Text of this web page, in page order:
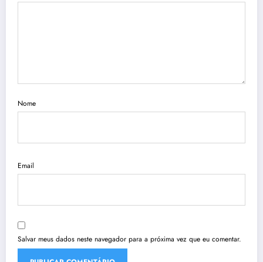
Nome
Email
Salvar meus dados neste navegador para a próxima vez que eu comentar.